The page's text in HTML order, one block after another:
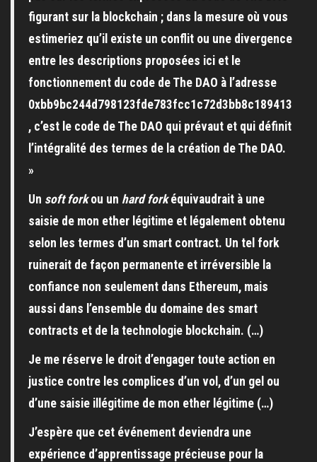
figurant sur la blockchain ; dans la mesure où vous
estimeriez qu’il existe un conflit ou une divergence
entre les descriptions proposées ici et le
fonctionnement du code de The DAO à l’adresse
0xbb9bc244d798123fde783fcc1c72d3bb8c189413
, c’est le code de The DAO qui prévaut et qui définit
l’intégralité des termes de la création de The DAO.
»
Un soft forkou un hard forkéquivaudrait à une
saisie de mon ether légitime et légalement obtenu
selon les termes d’un smart contract. Un tel fork
ruinerait de façon permanente et irréversible la
confiance non seulement dans Ethereum, mais
aussi dans l’ensemble du domaine des smart
contracts et de la technologie blockchain. (…)
Je me réserve le droit d’engager toute action en
justice contre les complices d’un vol, d’un gel ou
d’une saisie illégitime de mon ether légitime (…)
J’espère que cet événement deviendra une
expérience d’apprentissage précieuse pour la